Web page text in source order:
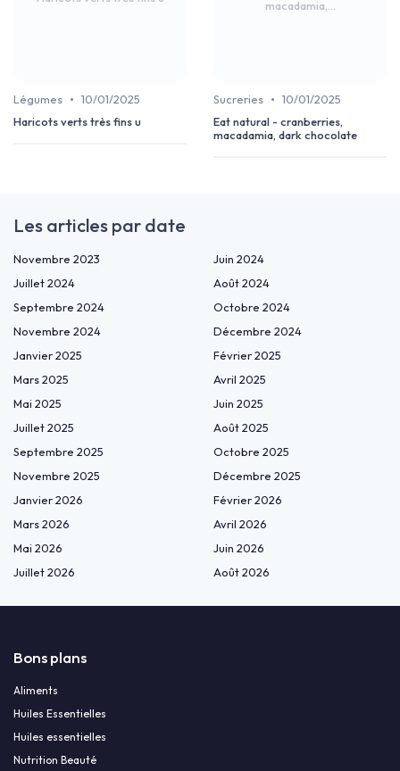
Légumes • 10/01/2025
Haricots verts très fins u
macadamia,...
Sucreries • 10/01/2025
Eat natural - cranberries,
macadamia, dark chocolate
Les articles par date
Novembre 2023
Juin 2024
Juillet 2024
Août 2024
Septembre 2024
Octobre 2024
Novembre 2024
Décembre 2024
Janvier 2025
Février 2025
Mars 2025
Avril 2025
Mai 2025
Juin 2025
Juillet 2025
Août 2025
Septembre 2025
Octobre 2025
Novembre 2025
Décembre 2025
Janvier 2026
Février 2026
Mars 2026
Avril 2026
Mai 2026
Juin 2026
Juillet 2026
Août 2026
Bons plans
Aliments
Huiles Essentielles
Huiles essentielles
Nutrition Beauté